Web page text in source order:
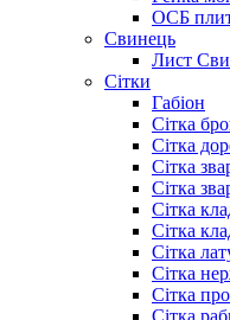
ОСБ
Cвинець
Лист
Сітки
Габіон
Сітка
Сітка
Сітка
Сітка
Сітка
Сітка
Сітка
Сітка
Сітка
Сітка